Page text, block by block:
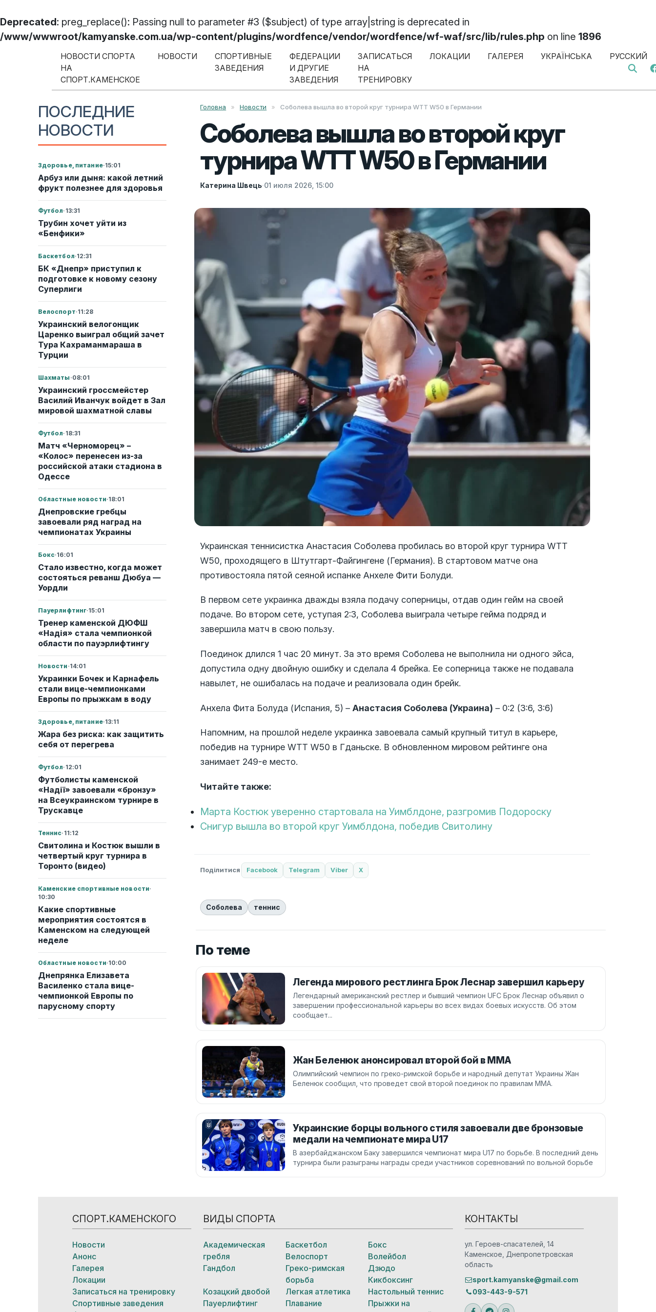
Deprecated: preg_replace(): Passing null to parameter #3 ($subject) of type array|string is deprecated in
/www/wwwroot/kamyanske.com.ua/wp-content/plugins/wordfence/vendor/wordfence/wf-waf/src/lib/rules.php on line 1896
Перейти к содержимому
Меню навигации
НОВОСТИ СПОРТА
НА
СПОРТ.КАМЕНСКОЕ
НОВОСТИ
СПОРТИВНЫЕ
ЗАВЕДЕНИЯ
ФЕДЕРАЦИИ
И ДРУГИЕ
ЗАВЕДЕНИЯ
ЗАПИСАТЬСЯ
НА
ТРЕНИРОВКУ
ЛОКАЦИИ ГАЛЕРЕЯ УКРАЇНСЬКА РУССКИЙ
ПОСЛЕДНИЕ
НОВОСТИ
Здоровье, питание·15:01
Арбуз или дыня: какой летний
фрукт полезнее для здоровья
Футбол· 13:31
Трубин хочет уйти из
«Бенфики»
Баскетбол·12:31
БК «Днепр» приступил к
подготовке к новому сезону
Суперлиги
Велоспорт·11:28
Украинский велогонщик
Царенко выиграл общий зачет
Тура Кахраманмараша в
Турции
Шахматы ·08:01
Украинский гроссмейстер
Василий Иванчук войдет в Зал
мировой шахматной славы
Футбол· 18:31
Матч «Черноморец» –
«Колос» перенесен из-за
российской атаки стадиона в
Одессе
Областные новости·18:01
Днепровские гребцы
завоевали ряд наград на
чемпионатах Украины
Бокс·16:01
Стало известно, когда может
состояться реванш Дюбуа —
Уордли
Пауерлифтинг·15:01
Тренер каменской ДЮФШ
«Надія» стала чемпионкой
области по пауэрлифтингу
Новости ·14:01
Украинки Бочек и Карнафель
стали вице-чемпионками
Европы по прыжкам в воду
Здоровье, питание·13:11
Жара без риска: как защитить
себя от перегрева
Футбол· 12:01
Футболисты каменской
«Надії» завоевали «бронзу»
на Всеукраинском турнире в
Трускавце
Теннис· 11:12
Свитолина и Костюк вышли в
четвертый круг турнира в
Торонто (видео)
Каменские спортивные новости·
10:30
Какие спортивные
мероприятия состоятся в
Каменском на следующей
неделе
Областные новости·10:00
Днепрянка Елизавета
Василенко стала вице-
чемпионкой Европы по
парусному спорту
Головна » Новости » Соболева вышла во второй круг турнира WTT W50 в Германии
Соболева вышла во второй круг
турнира WTT W50 в Германии
Катерина Швець·01 июля 2026, 15:00
Украинская теннисистка Анастасия Соболева пробилась во второй круг турнира WTT
W50, проходящего в Штутгарт-Файгингене (Германия). В стартовом матче она
противостояла пятой сеяной испанке Анхеле Фити Болуди.
В первом сете украинка дважды взяла подачу соперницы, отдав один гейм на своей
подаче. Во втором сете, уступая 2:3, Соболева выиграла четыре гейма подряд и
завершила матч в свою пользу.
Поединок длился 1 час 20 минут. За это время Соболева не выполнила ни одного эйса,
допустила одну двойную ошибку и сделала 4 брейка. Ее соперница также не подавала
навылет, не ошибалась на подаче и реализовала один брейк.
Анхела Фита Болуда (Испания, 5) –Анастасия Соболева (Украина) – 0:2 (3:6, 3:6)
Напомним, на прошлой неделе украинка завоевала самый крупный титул в карьере,
победив на турнире WTT W50 в Гданьске. В обновленном мировом рейтинге она
занимает 249-е место.
Читайте также:
Марта Костюк уверенно стартовала на Уимблдоне, разгромив Подороску
Снигур вышла во второй круг Уимблдона, победив Свитолину
Поділитися Facebook Telegram Viber X
Соболева теннис
По теме
Легенда мирового рестлинга Брок Леснар завершил карьеру
Легендарный американский рестлер и бывший чемпион UFC Брок Леснар объявил о
завершении профессиональной карьеры во всех видах боевых искусств. Об этом
сообщает...
Жан Беленюк анонсировал второй бой в ММА
Олимпийский чемпион по греко-римской борьбе и народный депутат Украины Жан
Беленюк сообщил, что проведет свой второй поединок по правилам ММА.
Украинские борцы вольного стиля завоевали две бронзовые
медали на чемпионате мира U17
В азербайджанском Баку завершился чемпионат мира U17 по борьбе. В последний день
турнира были разыграны награды среди участников соревнований по вольной борьбе
СПОРТ.КАМЕНСКОГО
Новости
Анонс
Галерея
Локации
Записаться на тренировку
Спортивные заведения
ВИДЫ СПОРТА
Академическая
гребля
Баскетбол
Бокс
Велоспорт
Волейбол
Гандбол
Греко-римская
борьба
Дзюдо
Кикбоксинг
Козацкий двобой
Легкая атлетика
Настольный теннис
Пауерлифтинг
Плавание
Прыжки на
КОНТАКТЫ
ул. Героев-спасателей, 14
Каменское, Днепропетровская
область
sport.kamyanske@gmail.com
093-443-9-571